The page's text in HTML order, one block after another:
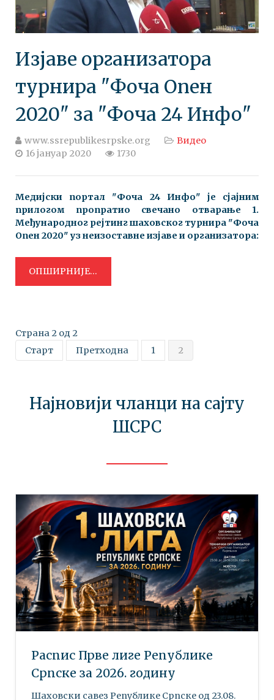
Изјаве организатора
турнира "Фоча Опен
2020" за "Фоча 24 Инфо"
www.ssrepublikesrpske.org
Видео
16 јануар 2020
1730
Медијски портал "Фоча 24 Инфо" је сјајним
прилогом пропратио свечано отварање 1.
Међународног рејтинг шаховског турнира "Фоча
Опен 2020" уз неизоставне изјаве и организатора:
ОПШИРНИЈЕ...
Страна 2 од 2
Старт
Претходна 1 2
Најновији чланци на сајту
ШСРС
Распис Прве лиге Републике
Српске за 2026. годину
Шаховски савез Републике Српске oд 23.08.